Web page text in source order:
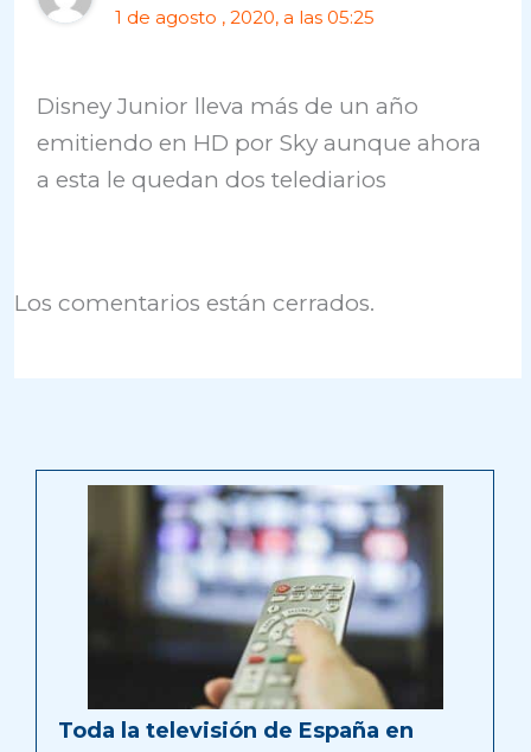
1 de agosto , 2020, a las 05:25
Disney Junior lleva más de un año
emitiendo en HD por Sky aunque ahora
a esta le quedan dos telediarios
Los comentarios están cerrados.
Toda la televisión de España en